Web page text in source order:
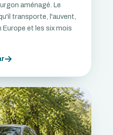
aménagé. Le
transporte, l'auvent,
Europe et les six mois